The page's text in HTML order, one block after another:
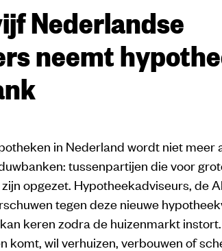
Nederlandse
neemt
in Nederland wordt niet meer
tussenpartijen die voor
opgezet. Hypotheekadviseurs, de
tegen deze nieuwe
keren zodra de huizenmarkt
komt, wil verhuizen, verbouwen of